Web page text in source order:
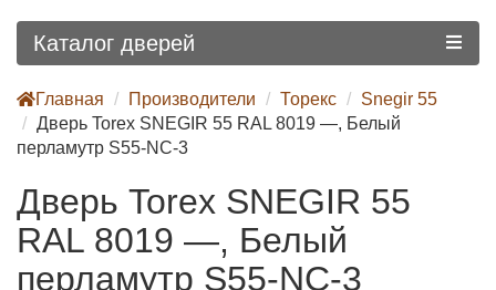
Каталог дверей
Главная Производители Торекс
Snegir 55
Дверь Torex SNEGIR 55 RAL 8019 —, Белый
перламутр S55-NC-3
Дверь Torex SNEGIR 55
RAL 8019 —, Белый
перламутр S55-NC-3